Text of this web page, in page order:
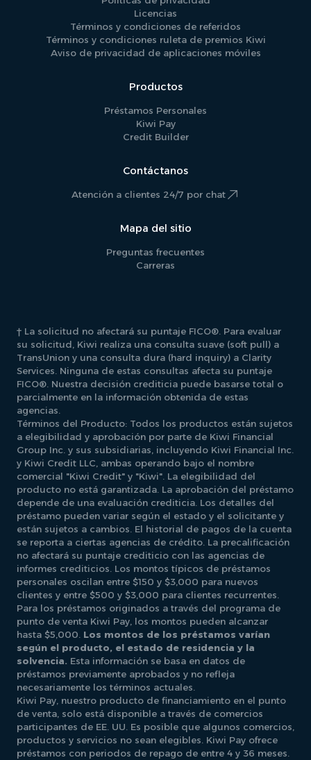
Licencias
Términos y condiciones de referidos
Términos y condiciones ruleta de premios Kiwi
Aviso de privacidad de aplicaciones móviles
Productos
Préstamos Personales
Kiwi Pay
Credit Builder
Contáctanos
Atención a clientes 24/7 por chat
Mapa del sitio
Preguntas frecuentes
Carreras
† La solicitud no afectará su puntaje FICO®. Para evaluar
su solicitud, Kiwi realiza una consulta suave (soft pull) a
TransUnion y una consulta dura (hard inquiry) a Clarity
Services. Ninguna de estas consultas afecta su puntaje
FICO®. Nuestra decisión crediticia puede basarse total o
parcialmente en la información obtenida de estas
agencias.
Términos del Producto: Todos los productos están sujetos
a elegibilidad y aprobación por parte de Kiwi Financial
Group Inc. y sus subsidiarias, incluyendo Kiwi Financial Inc.
y Kiwi Credit LLC, ambas operando bajo el nombre
comercial "Kiwi Credit" y "Kiwi". La elegibilidad del
producto no está garantizada. La aprobación del préstamo
depende de una evaluación crediticia. Los detalles del
préstamo pueden variar según el estado y el solicitante y
están sujetos a cambios. El historial de pagos de la cuenta
se reporta a ciertas agencias de crédito. La precalificación
no afectará su puntaje crediticio con las agencias de
informes crediticios. Los montos típicos de préstamos
personales oscilan entre $150 y $3,000 para nuevos
clientes y entre $500 y $3,000 para clientes recurrentes.
Para los préstamos originados a través del programa de
punto de venta Kiwi Pay, los montos pueden alcanzar
hasta $5,000. Los montos de los préstamos varían
según el producto, el estado de residencia y la
solvencia. Esta información se basa en datos de
préstamos previamente aprobados y no refleja
necesariamente los términos actuales.
Kiwi Pay, nuestro producto de financiamiento en el punto
de venta, solo está disponible a través de comercios
participantes de EE. UU. Es posible que algunos comercios,
productos y servicios no sean elegibles. Kiwi Pay ofrece
préstamos con periodos de repago de entre 4 y 36 meses.